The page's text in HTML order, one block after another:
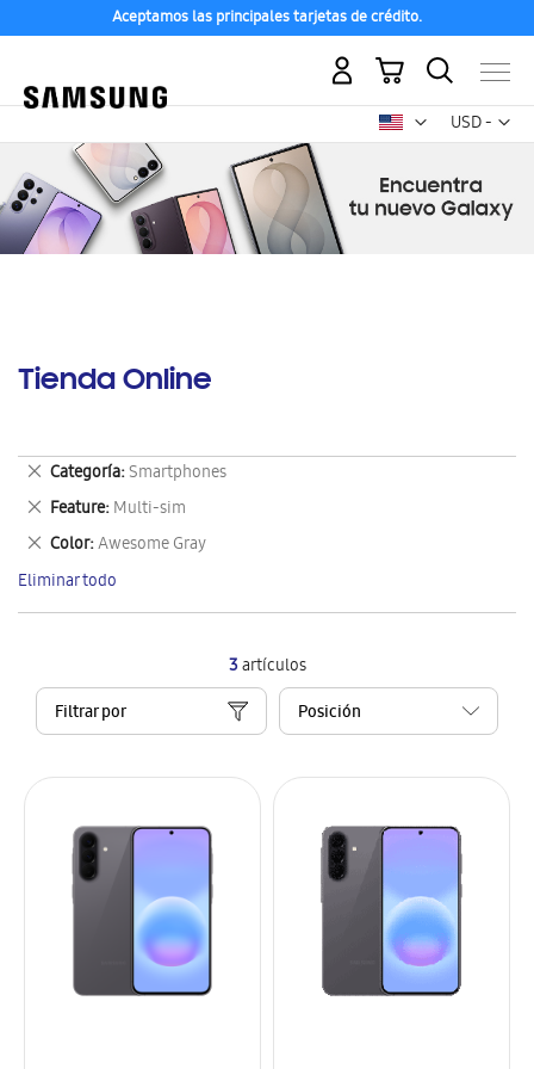
Aceptamos las principales tarjetas de crédito.
USD -
dólar
Mi carrito
Tienda Online
3artículos
Filtrar por
Categoría Smartphones
Eliminar
este
artículo
Feature Multi-sim
Eliminar
este
artículo
Color Awesome Gray
Eliminar
este
artículo
Eliminar todo